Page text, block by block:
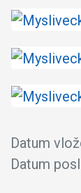
Datum
Datum